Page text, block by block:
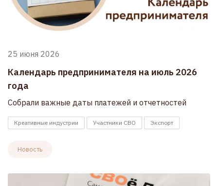
25 июня 2026
Календарь предпринимателя на июль 2026
года
Собрали важные даты платежей и отчетностей
Креативные индустрии Участники СВО Экспорт
Новость